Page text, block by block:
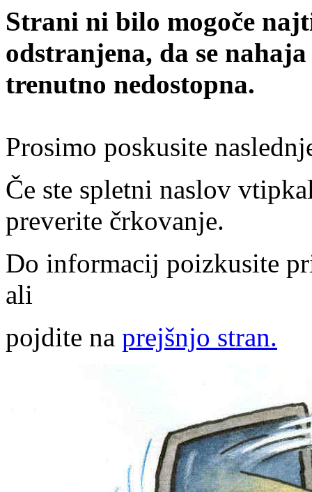
Strani ni bilo mogoče
odstranjena, da se
trenutno nedostopna.
Prosimo poskusite
Če ste spletni naslov
preverite črkovanje.
Do informacij poizkusite
ali
pojdite na prejšnjo stran.